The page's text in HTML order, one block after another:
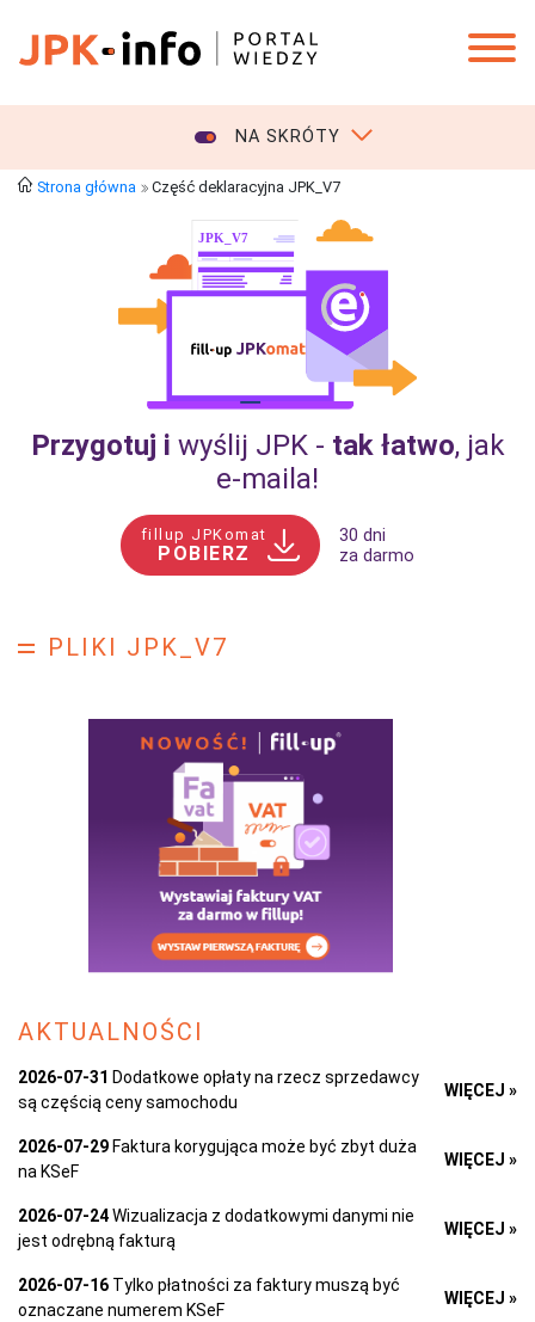
NA SKRÓTY
Strona główna Część deklaracyjna JPK_V7
Przygotuj i wyślij JPK - tak łatwo, jak
e‑maila!
fillup JPKomat
POBIERZ
30 dni
za darmo
PLIKI JPK_V7
AKTUALNOŚCI
2026-07-31 Dodatkowe opłaty na rzecz sprzedawcy
są częścią ceny samochodu
WIĘCEJ »
2026-07-29 Faktura korygująca może być zbyt duża
na KSeF
WIĘCEJ »
2026-07-24Wizualizacja z dodatkowymi danymi nie
jest odrębną fakturą
WIĘCEJ »
2026-07-16 Tylko płatności za faktury muszą być
oznaczane numerem KSeF
WIĘCEJ »